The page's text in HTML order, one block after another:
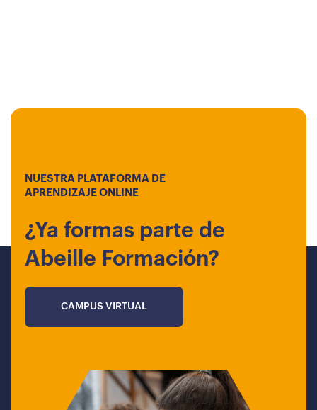
NUESTRA PLATAFORMA DE
APRENDIZAJE ONLINE
¿Ya formas parte de
Abeille Formación?
CAMPUS VIRTUAL